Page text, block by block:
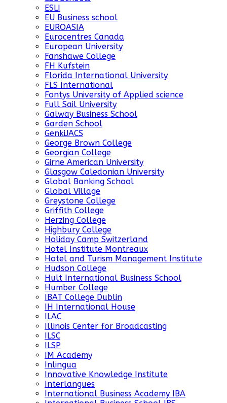
ESLI
EU Business school
EUROASIA
Eurocentres Canada
European University
Fanshawe College
FH Kufstein
Florida International University
FLS International
Fontys University of Applied science
Full Sail University
Galway Business School
Garden School
GenkiJACS
George Brown College
Georgian College
Girne American University
Glasgow Caledonian University
Global Banking School
Global Village
Greystone College
Griffith College
Herzing College
Highbury College
Holiday Camp Switzerland
Hotel Institute Montreaux
Hotel and Turism Management Institute
Hudson College
Hult International Business School
Humber College
IBAT College Dublin
IH International House
ILAC
Illinois Center for Broadcasting
ILSC
ILSP
IM Academy
Inlingua
Innovative Knowledge Institute
Interlangues
International Business Academy IBA